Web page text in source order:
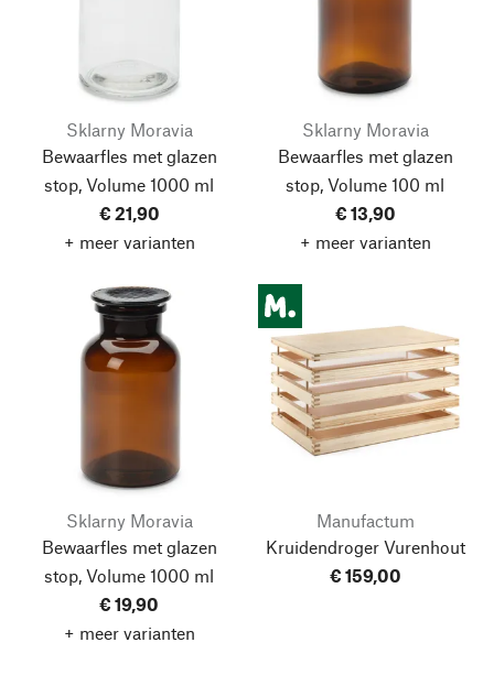
Sklarny Moravia
Bewaarfles met glazen
stop, Volume 1000 ml
€ 21,90
+ meer varianten
Sklarny Moravia
Bewaarfles met glazen
stop, Volume 100 ml
€ 13,90
+ meer varianten
Sklarny Moravia
Bewaarfles met glazen
stop, Volume 1000 ml
€ 19,90
+ meer varianten
Manufactum
Kruidendroger Vurenhout
€ 159,00